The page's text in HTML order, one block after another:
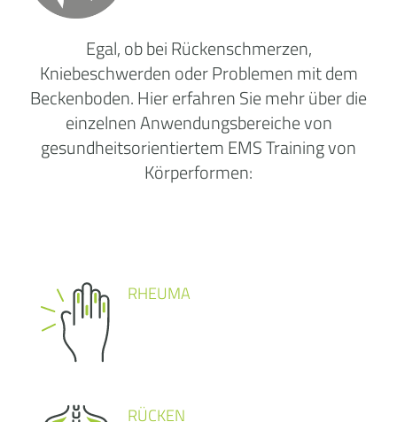
Egal, ob bei Rückenschmerzen,
Kniebeschwerden oder Problemen mit dem
Beckenboden. Hier erfahren Sie mehr über die
einzelnen Anwendungsbereiche von
gesundheitsorientiertem EMS Training von
Körperformen:
RHEUMA
RÜCKEN